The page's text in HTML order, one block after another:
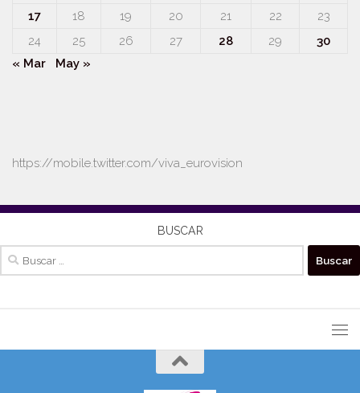
17
18 19 20 21 22
23
24
25 26 27 28 29
30
« Mar
May »
https://mobile.twitter.com/viva_eurovision
BUSCAR